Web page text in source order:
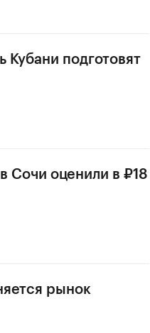
Кубани подготовят
Сочи оценили в ₽18
рынок